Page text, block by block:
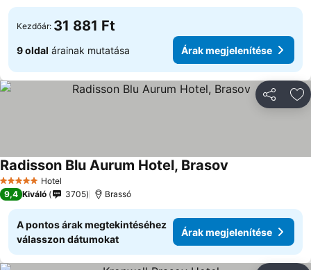
Kezdőár: 31 881 Ft
9 oldal árainak mutatása Árak megjelenítése
5 KategóriaHotel
Radisson Blu Aurum Hotel, Brasov
9,4 Kiváló 3705 Brassó
A pontos árak megtekintéséhez
válasszon dátumokat
Árak megjelenítése